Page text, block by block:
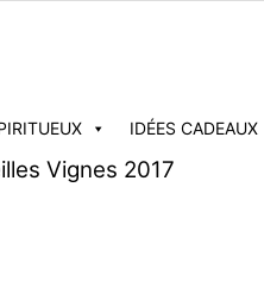
IDÉES CADEAUX
Vignes 2017